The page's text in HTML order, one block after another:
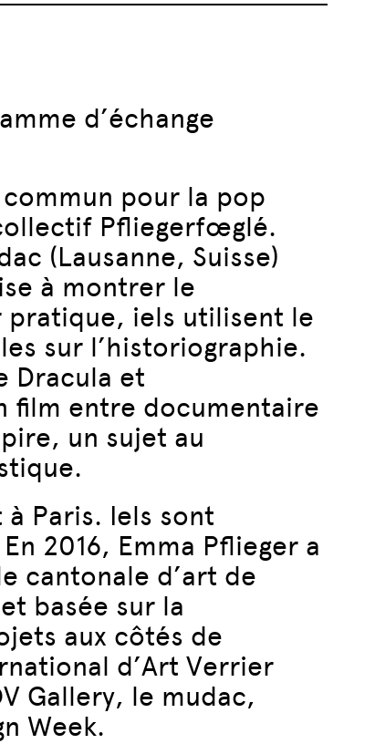
d’échange
pour la pop
Pfliegerfœglé.
(Lausanne, Suisse)
à montrer le
pratique, iels utilisent le
sur l’historiographie.
Dracula et
film entre documentaire
un sujet au
Paris. Iels sont
2016, Emma Pflieger a
cantonale d’art de
basée sur la
aux côtés de
d’Art Verrier
Gallery, le mudac,
Week.